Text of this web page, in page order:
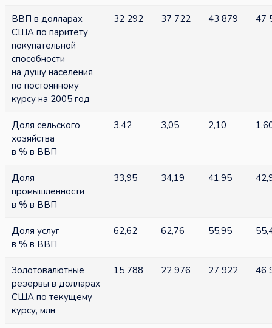
ВВП в долларах
США по паритету
покупательной
способности
на душу населения
по постоянному
курсу на 2005 год
32 292 37 722 43 879 47
Доля сельского
хозяйства
в % в ВВП
3,42 3,05 2,10
Доля
промышленности
в % в ВВП
33,95 34,19 41,95
Доля услуг
в % в ВВП
62,62 62,76 55,95
Золотовалютные
резервы в долларах
США по текущему
курсу, млн
15 788 22 976 27 922 46